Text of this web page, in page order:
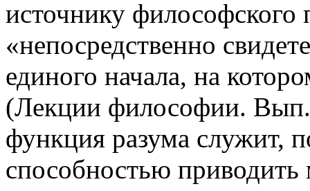
источнику философского
«непосредственно
единого начала, на
(Лекции философии.
функция разума служит,
способностью приводить